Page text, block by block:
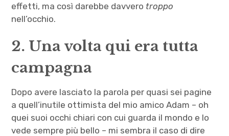
effetti, ma così darebbe davvero troppo
nell’occhio.
2. Una volta qui era tutta
campagna
Dopo avere lasciato la parola per quasi sei pagine
a quell’inutile ottimista del mio amico Adam – oh
quei suoi occhi chiari con cui guarda il mondo e lo
vede sempre più bello – mi sembra il caso di dire